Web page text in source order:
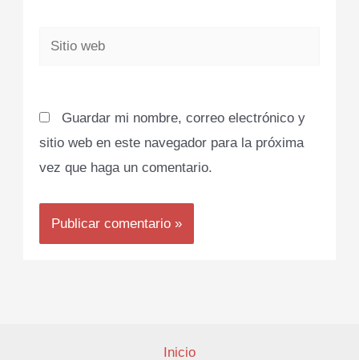
Sitio
Guardar mi nombre, correo electrónico y
sitio web en este navegador para la próxima
vez que haga un comentario.
Inicio